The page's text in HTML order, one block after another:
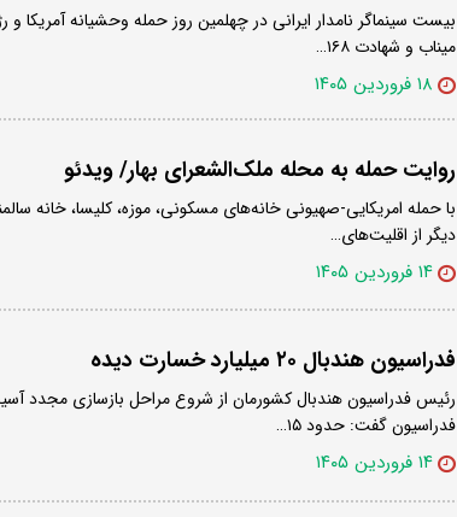
بیست سینماگر نامدار ایرانی در چهلمین روز حمله وحشیانه
میناب و شهادت ۱۶۸…
۱۸ فروردین ۱۴۰۵
روایت حمله به محله ملک‌الشعرای بهار/ ویدئو
با حمله امریکایی-صهیونی خانه‌های مسکونی، موزه، کلیسا، خانه
دیگر از اقلیت‌های…
۱۴ فروردین ۱۴۰۵
فدراسیون هندبال ۲۰ میلیارد خسارت دیده
رئیس فدراسیون هندبال کشورمان از شروع مراحل بازسازی مجدد
فدراسیون گفت: حدود ۱۵…
۱۴ فروردین ۱۴۰۵